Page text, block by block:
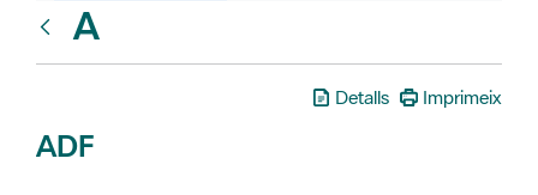
A
Detalls Imprimeix
ADF